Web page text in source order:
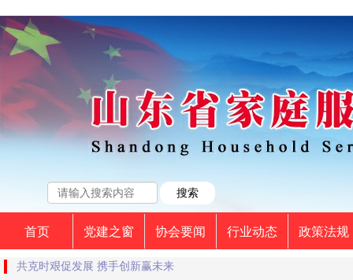
首页 党建之窗 协会要闻 行业动态 政策法规
共克时艰促发展 携手创新赢未来